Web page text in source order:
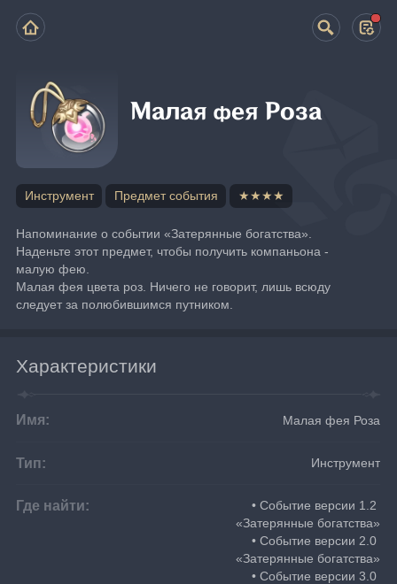
Малая фея Роза
Инструмент Предмет события ★★★★
Напоминание о событии «Затерянные богатства».
Наденьте этот предмет, чтобы получить компаньона -
малую фею.
Малая фея цвета роз. Ничего не говорит, лишь всюду
следует за полюбившимся путником.
Характеристики
Имя: Малая фея Роза
Тип: Инструмент
Где найти:
• Событие версии 1.2
«Затерянные богатства»
• Событие версии 2.0
«Затерянные богатства»
• Событие версии 3.0